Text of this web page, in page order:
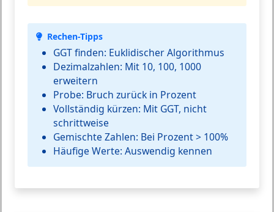
Rechen-Tipps
GGT finden: Euklidischer Algorithmus
Dezimalzahlen: Mit 10, 100, 1000
erweitern
Probe: Bruch zurück in Prozent
Vollständig kürzen: Mit GGT, nicht
schrittweise
Gemischte Zahlen: Bei Prozent > 100%
Häufige Werte: Auswendig kennen